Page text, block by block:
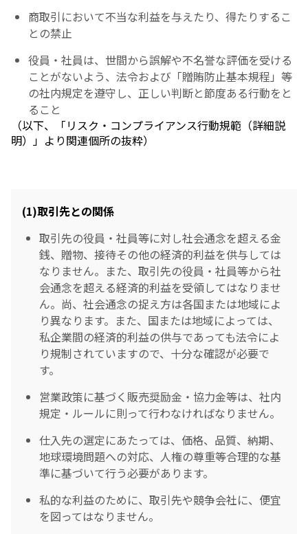
商取引において不当な利益を与えたり、得たりするこ
との禁止
役員・社員は、世間から誤解や不名誉な評価を受ける
ことがないよう、法令および「贈賄防止基本規程」等
の社内規定を遵守し、正しい判断と節度ある行動をと
ること
（以下、「リスク・コンプライアンス行動規範（詳細説
明）」より関連個所の抜粋）
(1)取引先との関係
取引先の役員・社員等に対し社会通念を超える金
銭、贈物、接待その他の経済的利益を供与しては
なりません。また、取引先の役員・社員等から社
会通念を超える経済的利益を受領してはなりませ
ん。尚、社会通念の捉え方は各国または地域によ
り異なります。また、国または地域によっては、
私企業間の経済的利益の供与であっても法令によ
り規制されていますので、十分な確認が必要で
す。
営業政策に基づく販売奨励金・協力金等は、社内
規定・ルールに則って行わなければなりません。
仕入先の選定にあたっては、価格、品質、納期、
地球環境問題への対応、人権の尊重等合理的な基
準に基づいて行う必要があります。
私的な利益のために、取引先や競争会社に、便宜
を図ってはなりません。